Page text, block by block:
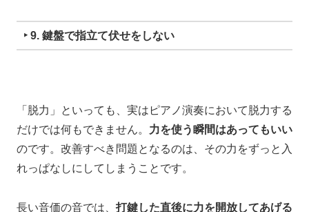
‣ 9. 鍵盤で指立て伏せをしない
「脱力」といっても、 実はピアノ演奏において脱力する
だけでは何もできません。 力を使う瞬間はあってもいい
のです。 改善すべき問題となるのは、 その力をずっと入
れっぱなしにしてしまうことです。
長い音価の音では、 打鍵した直後に力を開放してあげる